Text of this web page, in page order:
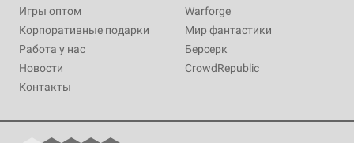
Игры оптом
Корпоративные подарки
Работа у нас
Новости
Контакты
Warforge
Мир фантастики
Берсерк
CrowdRepublic